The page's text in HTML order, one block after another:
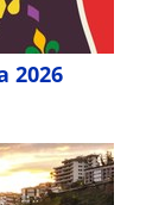
2026